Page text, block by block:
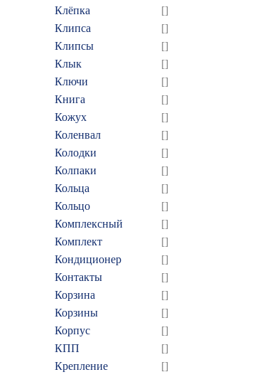
Клёпка
[]
Клипса
[]
Клипсы
[]
Клык
[]
Ключи
[]
Книга
[]
Кожух
[]
Коленвал
[]
Колодки
[]
Колпаки
[]
Кольца
[]
Кольцо
[]
Комплексный
[]
Комплект
[]
Кондиционер
[]
Контакты
[]
Корзина
[]
Корзины
[]
Корпус
[]
КПП
[]
Крепление
[]